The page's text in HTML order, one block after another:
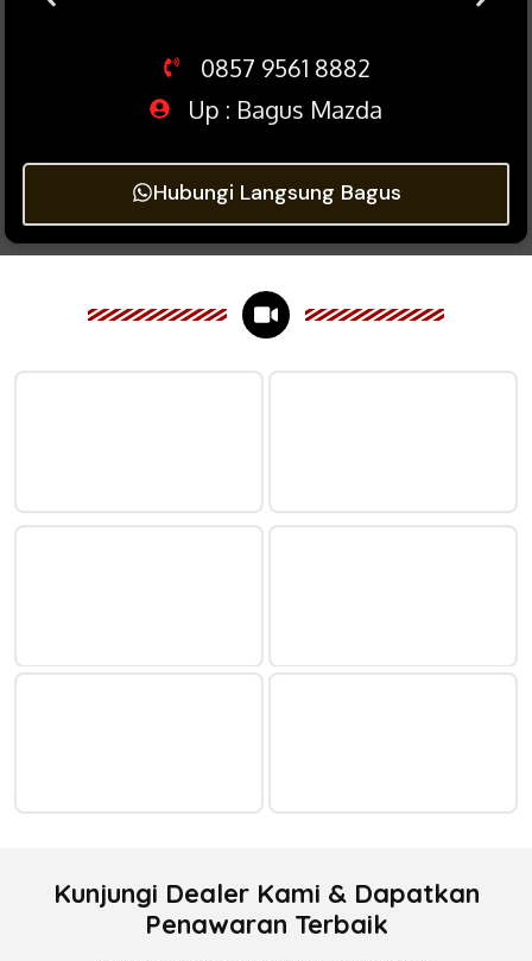
0857 9561 8882
Up : Bagus Mazda
Hubungi Langsung Bagus
Kunjungi Dealer Kami & Dapatkan
Penawaran Terbaik